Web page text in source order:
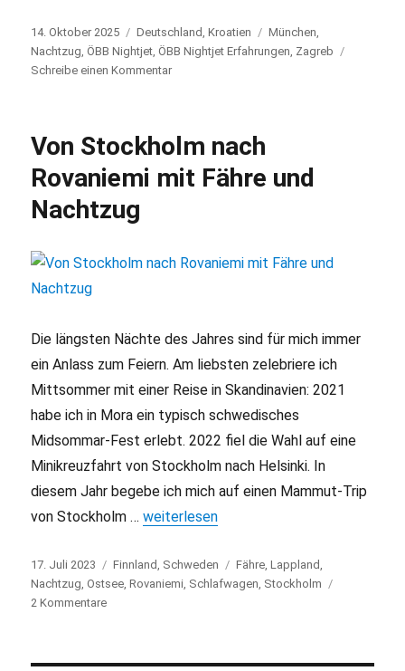
Veröffentlicht
am
14. Oktober 2025 Kategorien
Deutschland ,Kroatien Schlagwörter
München
Nachtzug ,ÖBB Nightjet ,ÖBB Nightjet Erfahrungen Zagreb
Schreibe einen Kommentar
Kroatien:
Schlechter
als
Von Stockholm nach
Rovaniemi mit Fähre und
Nachtzug
Die längsten Nächte des Jahres sind für mich immer
ein Anlass zum Feiern. Am liebsten zelebriere ich
Mittsommer mit einer Reise in Skandinavien: 2021
habe ich in Mora ein typisch schwedisches
Midsommar-Fest erlebt. 2022 fiel die Wahl auf eine
Minikreuzfahrt von Stockholm nach Helsinki. In
diesem Jahr begebe ich mich auf einen Mammut-Trip
von Stockholm …„Von Stockholm nach Rovaniemi mit
weiterlesen
Veröffentlicht
am
17. Juli 2023 Kategorien
Finnland Schweden Schlagwörter
Fähre ,Lappland
Nachtzug ,Ostsee ,Rovaniemi Schlafwagen Stockholm
2 Kommentare